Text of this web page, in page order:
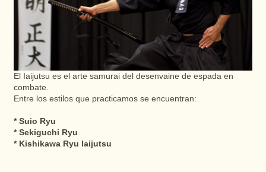
El Iaijutsu es el arte samurai del desenvaine de espada en
combate.
Entre los estilos que practicamos se encuentran:
* Suio Ryu
* Sekiguchi Ryu
* Kishikawa Ryu Iaijutsu